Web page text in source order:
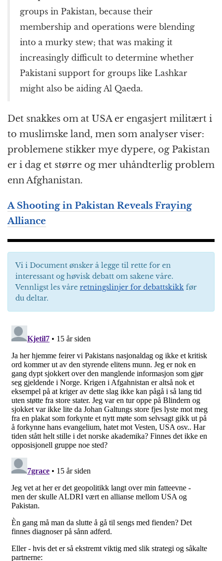
groups in Pakistan, because their
membership and operations were blending
into a murky stew; that was making it
increasingly difficult to determine whether
Pakistani support for groups like Lashkar
might also be aiding Al Qaeda.
Det snakkes om at USA er engasjert militært i
to muslimske land, men som analyser viser:
problemene stikker mye dypere, og Pakistan
er i dag et større og mer uhåndterlig problem
enn Afghanistan.
A Shooting in Pakistan Reveals Fraying
Alliance
Vi i Document ønsker å legge til rette for en
interessant og høvisk debatt om sakene våre.
Vennligst les våre retningslinjer for debattskikk før
du deltar.